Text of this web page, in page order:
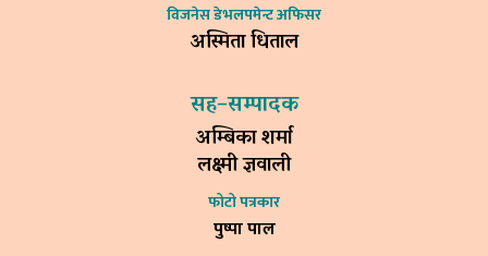
विजनेस डेभलपमेन्ट अफिसर
अस्मिता धिताल
सह–सम्पादक
अम्बिका शर्मा
लक्ष्मी ज्ञवाली
फोटो पत्रकार
पुष्पा पाल